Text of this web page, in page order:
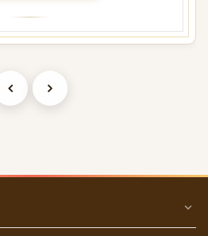
expand_more